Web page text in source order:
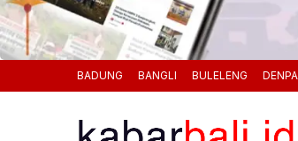
BADUNG BANGLI BULELENG